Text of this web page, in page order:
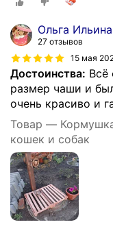
Ольга Ильина
27 отзывов
15 мая
Достоинства: Всё
размер чаши и
очень красиво и
Товар —
кошек и собак